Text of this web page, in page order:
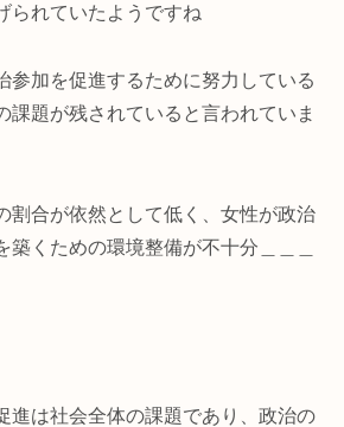
られていたようですね
参加を促進するために努力している
課題が残されていると言われていま
割合が依然として低く、女性が政治
築くための環境整備が不十分＿＿＿
進は社会全体の課題であり、政治の